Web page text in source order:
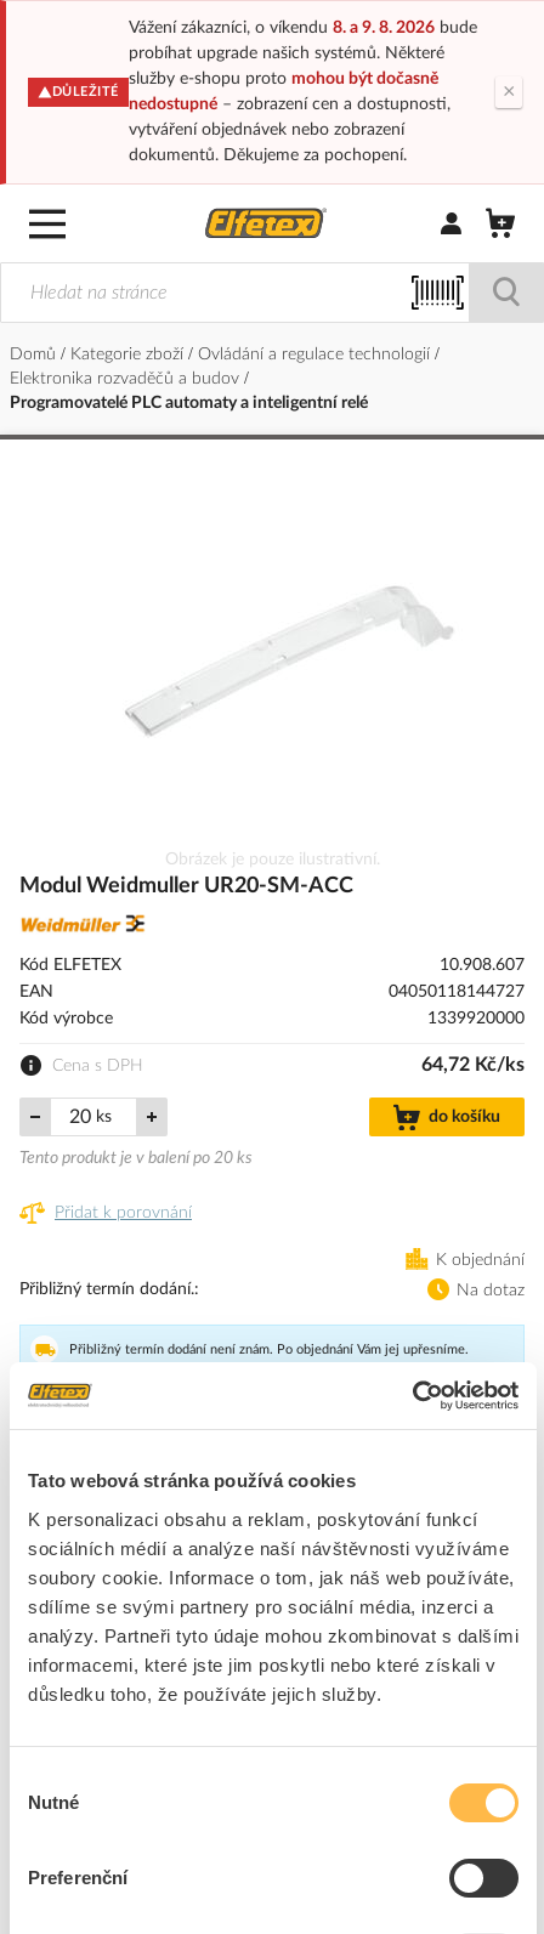
Tato webová stránka používá cookies
K personalizaci obsahu a reklam, poskytování funkcí
sociálních médií a analýze naší návštěvnosti využíváme
soubory cookie. Informace o tom, jak náš web používáte,
sdílíme se svými partnery pro sociální média, inzerci a
analýzy. Partneři tyto údaje mohou zkombinovat s dalšími
informacemi, které jste jim poskytli nebo které získali v
důsledku toho, že používáte jejich služby.
souhlasu
Nutné
Preferenční
DŮLEŽITÉ
Vážení zákazníci, o víkendu 8. a 9. 8. 2026bude
probíhat upgrade našich systémů. Některé
služby e-shopu proto mohou být dočasně
nedostupné– zobrazení cen a dostupnosti,
vytváření objednávek nebo zobrazení
dokumentů. Děkujeme za pochopení.
×
Přihlásit/
Domů Kategorie zboží
Ovládání a regulace technologií
Elektronika rozvaděčů a budov
Programovatelé PLC automaty a inteligentní relé
na
galerie
s
Obrázek je pouze ilustrativní.
Modul Weidmuller UR20-SM-ACC
Kód ELFETEX
10.908.607
EAN
04050118144727
Kód výrobce
1339920000
Cena s DPH 64,72 Kč/ks
ks do košíku
Tento produkt je v balení po 20 ks
Přidat k porovnání
K objednání
Přibližný termín dodání.
Na dotaz
Přibližný termín dodání není znám. Po objednání Vám jej upřesníme.
výstupní proudové cesty následných modulů.
Značka WEIDMÜLLER
Sběrnice, decentr. periferie - napájecí / segmentové moduly
Napájecí napětí při AC 50
- - - V
Ke stažení